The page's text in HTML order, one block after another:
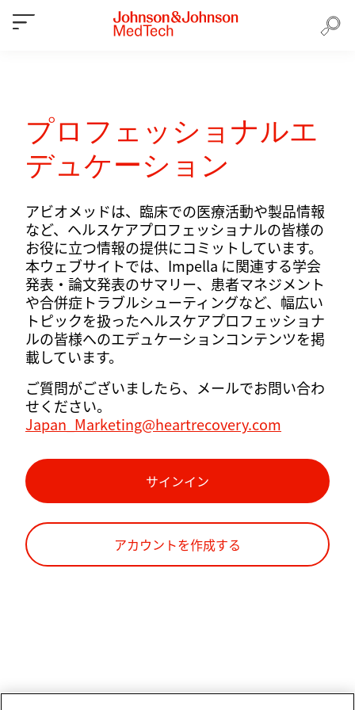
プロフェッショナルエ
デュケーション
アビオメッドは、臨床での医療活動や製品情報
など、ヘルスケアプロフェッショナルの皆様の
お役に立つ情報の提供にコミットしています。
本ウェブサイトでは、Impella に関連する学会
発表・論文発表のサマリー、患者マネジメント
や合併症トラブルシューティングなど、幅広い
トピックを扱ったヘルスケアプロフェッショナ
ルの皆様へのエデュケーションコンテンツを掲
載しています。
ご質問がございましたら、メールでお問い合わ
せください。
Japan_Marketing@heartrecovery.com